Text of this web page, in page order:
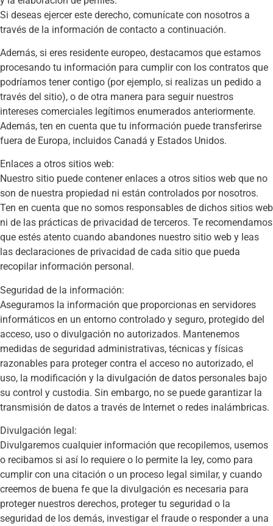
Si deseas ejercer este derecho, comunícate con nosotros a
través de la información de contacto a continuación.
Además, si eres residente europeo, destacamos que estamos
procesando tu información para cumplir con los contratos que
podríamos tener contigo (por ejemplo, si realizas un pedido a
través del sitio), o de otra manera para seguir nuestros
intereses comerciales legítimos enumerados anteriormente.
Además, ten en cuenta que tu información puede transferirse
fuera de Europa, incluidos Canadá y Estados Unidos.
Enlaces a otros sitios web:
Nuestro sitio puede contener enlaces a otros sitios web que no
son de nuestra propiedad ni están controlados por nosotros.
Ten en cuenta que no somos responsables de dichos sitios web
ni de las prácticas de privacidad de terceros. Te recomendamos
que estés atento cuando abandones nuestro sitio web y leas
las declaraciones de privacidad de cada sitio que pueda
recopilar información personal.
Seguridad de la información:
Aseguramos la información que proporcionas en servidores
informáticos en un entorno controlado y seguro, protegido del
acceso, uso o divulgación no autorizados. Mantenemos
medidas de seguridad administrativas, técnicas y físicas
razonables para proteger contra el acceso no autorizado, el
uso, la modificación y la divulgación de datos personales bajo
su control y custodia. Sin embargo, no se puede garantizar la
transmisión de datos a través de Internet o redes inalámbricas.
Divulgación legal:
Divulgaremos cualquier información que recopilemos, usemos
o recibamos si así lo requiere o lo permite la ley, como para
cumplir con una citación o un proceso legal similar, y cuando
creemos de buena fe que la divulgación es necesaria para
proteger nuestros derechos, proteger tu seguridad o la
seguridad de los demás, investigar el fraude o responder a una